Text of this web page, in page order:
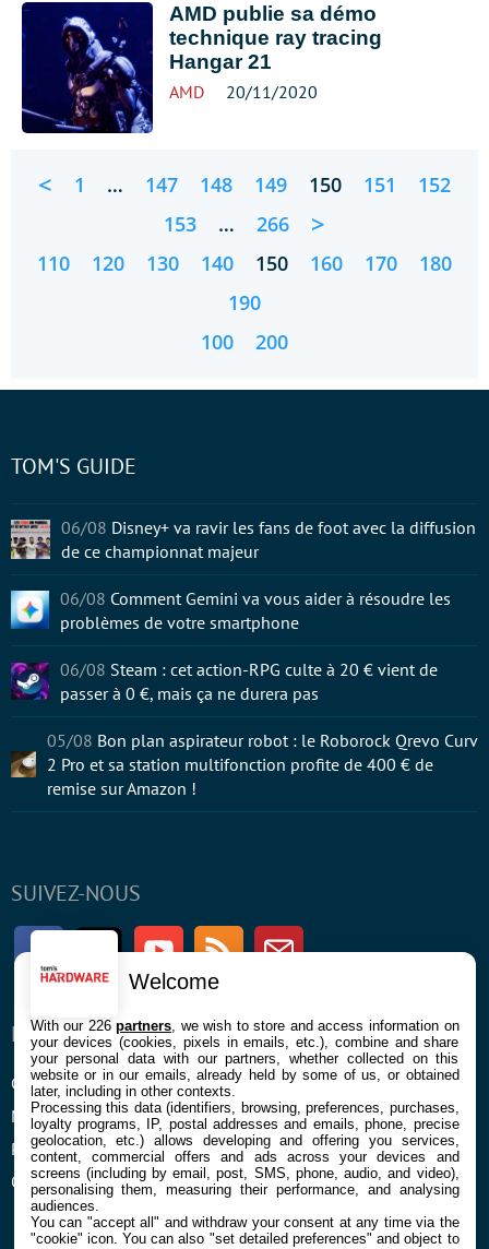
AMD publie sa démo
technique ray tracing
Hangar 21
AMD 20/11/2020
< 1 … 147 148 149 150 151
152
153
… 266 >
110 120 130 140 150 160 170
180
190
100
200
SUIVEZ-NOUS
FacebookTwitter Youtube RSS Newsletter
ENTREPRISE
Confidentialité et Cookies
Mentions légales et CGU
Préférences Cookies
Qui sommes nous
À PROPOS
Contact
TOM'S GUIDE
06/08 Disney+ va ravir les fans de foot avec la diffusion
de ce championnat majeur
06/08 Comment Gemini va vous aider à résoudre les
problèmes de votre smartphone
06/08 Steam : cet action-RPG culte à 20 € vient de
passer à 0 €, mais ça ne durera pas
05/08 Bon plan aspirateur robot : le Roborock Qrevo Curv
2 Pro et sa station multifonction profite de 400 € de
remise sur Amazon !
Welcome
With our 226partners , we wish to store and access information on
your devices (cookies, pixels in emails, etc.), combine and share
your personal data with our partners, whether collected on this
website or in our emails, already held by some of us, or obtained
later, including in other contexts.
Processing this data (identifiers, browsing, preferences, purchases,
loyalty programs, IP, postal addresses and emails, phone, precise
geolocation, etc.) allows developing and offering you services,
content, commercial offers and ads across your devices and
screens (including by email, post, SMS, phone, audio, and video),
personalising them, measuring their performance, and analysing
audiences.
You can "accept all" and withdraw your consent at any time via the
"cookie" icon. You can also "set detailed preferences" and object to